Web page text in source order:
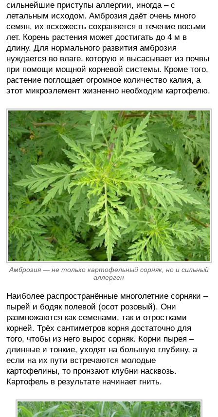
сильнейшие приступы аллергии, иногда – с
летальным исходом. Амброзия даёт очень много
семян, их всхожесть сохраняется в течение восьми
лет. Корень растения может достигать до 4 м в
длину. Для нормального развития амброзия
нуждается во влаге, которую и высасывает из почвы
при помощи мощной корневой системы. Кроме того,
растение поглощает огромное количество калия, а
этот микроэлемент жизненно необходим картофелю.
Амброзия — не только картофельный сорняк, но и сильный
аллерген
Наиболее распространённые многолетние сорняки –
пырей и бодяк полевой (осот розовый). Они
размножаются как семенами, так и отростками
корней. Трёх сантиметров корня достаточно для
того, чтобы из него вырос сорняк. Корни пырея –
длинные и тонкие, уходят на большую глубину, а
если на их пути встречаются молодые
картофелины, то пронзают клубни насквозь.
Картофель в результате начинает гнить.